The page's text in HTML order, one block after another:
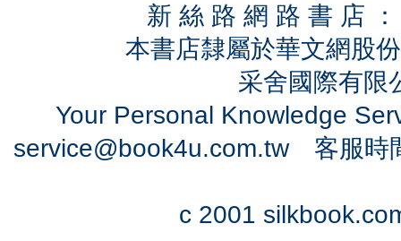
新 絲 路 網 路 書 店
本書店隸屬於華文網股
采舍國際有
Your Personal Knowledge
service@book4u.com.tw客服時
c 2001